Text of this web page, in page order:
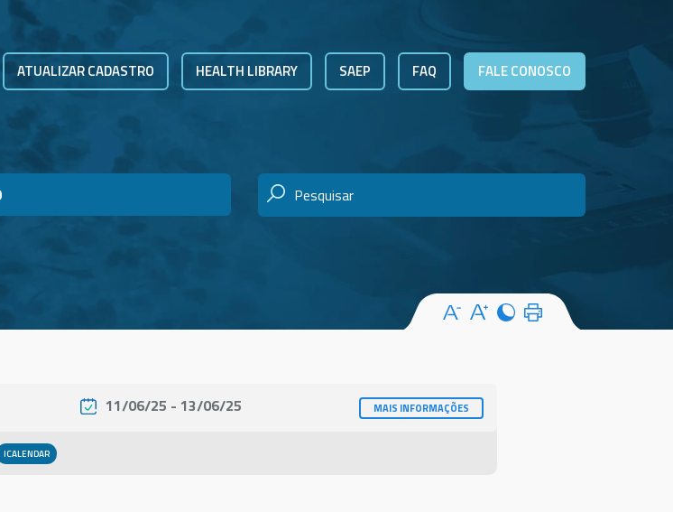
ATUALIZAR CADASTRO HEALTH LIBRARY SAEP FAQ FALE CONOSCO
11/06/25 - 13/06/25 MAIS INFORMAÇÕES